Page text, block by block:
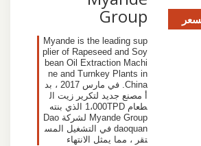
Group
Myande is the leading sup
plier of Rapeseed and Soy
bean Oil Extraction Machi
ne and Turnkey Plants in
China. في مارس 2017 ، بد
أ مصنع جديد لتكرير زيت ال
طعام 1،000TPD الذي بنته
Myande Group لشركة Dao
daoquan في التشغيل المس
تقر ، مما يمثل الانتهاء